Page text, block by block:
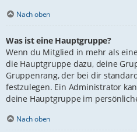
Nach oben
Was ist eine Hauptgruppe?
Wenn du Mitglied in mehr als
die Hauptgruppe dazu, deine
Gruppenrang, der bei dir
festzulegen. Ein Administrator
deine Hauptgruppe im
Nach oben